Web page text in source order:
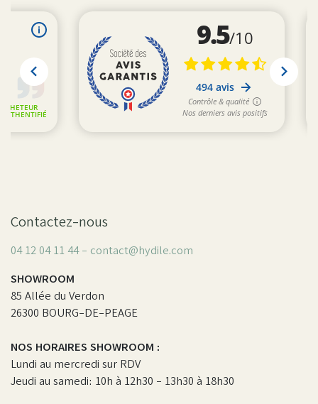
Contactez-nous
04 12 04 11 44 - contact@hydile.com
SHOWROOM
85 Allée du Verdon
26300 BOURG-DE-PEAGE
NOS HORAIRES SHOWROOM :
Lundi au mercredi sur RDV
Jeudi au samedi: 10h à 12h30 - 13h30 à 18h30